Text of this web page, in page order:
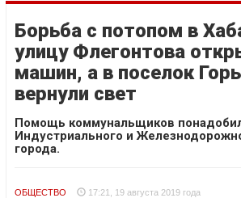
Борьба с потопом в
улицу Флегонтова
машин, а в поселок
вернули свет
Помощь коммунальщиков
Индустриального и
города.
ОБЩЕСТВО 17:21, 19 августа 2019 года